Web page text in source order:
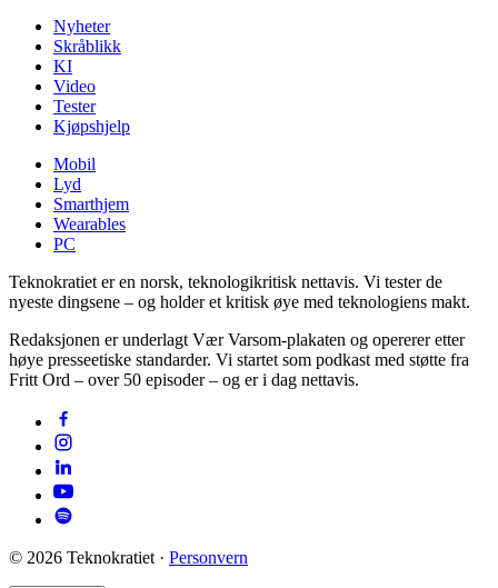
Nyheter
Skråblikk
KI
Video
Tester
Kjøpshjelp
Mobil
Lyd
Smarthjem
Wearables
PC
Teknokratiet er en norsk, teknologikritisk nettavis. Vi tester de
nyeste dingsene – og holder et kritisk øye med teknologiens makt.
Redaksjonen er underlagt Vær Varsom-plakaten og opererer etter
høye presseetiske standarder. Vi startet som podkast med støtte fra
Fritt Ord – over 50 episoder – og er i dag nettavis.
© 2026 Teknokratiet · Personvern